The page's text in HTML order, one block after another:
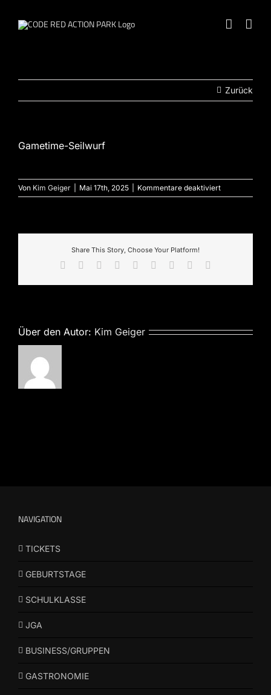
Inhalt
springen
Zurück
Gametime-Seilwurf
Von Kim Geiger Mai 17th, 2025 Kommentare deaktiviertfür
Gametime-
Share This Story, Choose Your Platform!
Facebook Reddit LinkedInWhatsApp
TumblrPinterest
Über den Autor: Kim Geiger
NAVIGATION
TICKETS
GEBURTSTAGE
SCHULKLASSE
JGA
BUSINESS/GRUPPEN
GASTRONOMIE